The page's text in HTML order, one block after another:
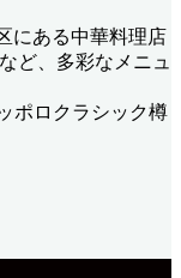
にある中華料理店
ど、多彩なメニュ
ポロクラシック樽